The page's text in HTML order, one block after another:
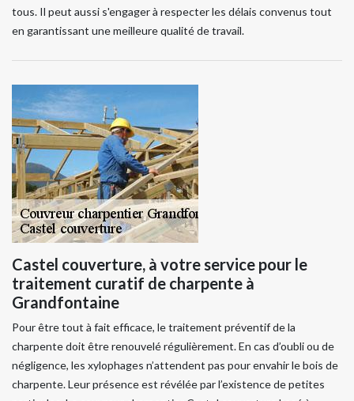
tous. Il peut aussi s'engager à respecter les délais convenus tout
en garantissant une meilleure qualité de travail.
Castel couverture, à votre service pour le
traitement curatif de charpente à
Grandfontaine
Pour être tout à fait efficace, le traitement préventif de la
charpente doit être renouvelé régulièrement. En cas d’oubli ou de
négligence, les xylophages n’attendent pas pour envahir le bois de
charpente. Leur présence est révélée par l’existence de petites